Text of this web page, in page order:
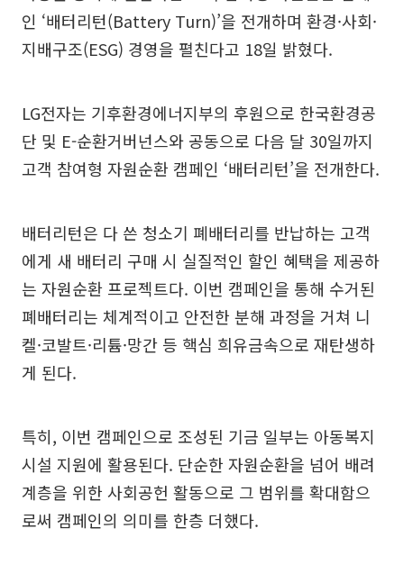
인 ‘배터리턴(Battery Turn)’을 전개하며 환경·사회·
지배구조(ESG) 경영을 펼친다고 18일 밝혔다.
LG전자는 기후환경에너지부의 후원으로 한국환경공
단 및 E-순환거버넌스와 공동으로 다음 달 30일까지
고객 참여형 자원순환 캠페인 ‘배터리턴’을 전개한다.
배터리턴은 다 쓴 청소기 폐배터리를 반납하는 고객
에게 새 배터리 구매 시 실질적인 할인 혜택을 제공하
는 자원순환 프로젝트다. 이번 캠페인을 통해 수거된
폐배터리는 체계적이고 안전한 분해 과정을 거쳐 니
켈·코발트·리튬·망간 등 핵심 희유금속으로 재탄생하
게 된다.
특히, 이번 캠페인으로 조성된 기금 일부는 아동복지
시설 지원에 활용된다. 단순한 자원순환을 넘어 배려
계층을 위한 사회공헌 활동으로 그 범위를 확대함으
로써 캠페인의 의미를 한층 더했다.